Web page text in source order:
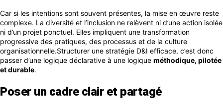
Car si les intentions sont souvent présentes, la mise en œuvre reste
complexe. La diversité et l’inclusion ne relèvent ni d’une action isolée
ni d’un projet ponctuel. Elles impliquent une transformation
progressive des pratiques, des processus et de la culture
organisationnelle.Structurer une stratégie D&I efficace, c’est donc
passer d’une logique déclarative à une logique méthodique, pilotée
et durable.
Poser un cadre clair et partagé